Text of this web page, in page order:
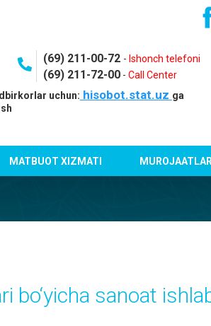
(69) 211-00-72 - Ishonch telefoni
(69) 211-72-00- Call Center
uchun: hisobot.stat.uz ga
MATBUOT XIZMATI MUROJAATLAR
bo‘yicha sanoat